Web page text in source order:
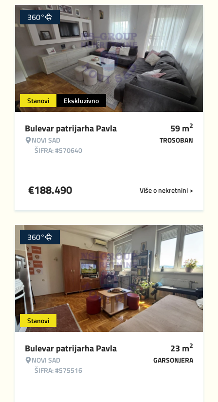
Stanovi Ekskluzivno
360°
Bulevar patrijarha Pavla
NOVI SAD
ŠIFRA: #570640
59m2
TROSOBAN
Više o nekretnini >
€188.490
Stanovi
360°
Bulevar patrijarha Pavla
NOVI SAD
ŠIFRA: #575516
23 m2
GARSONJERA